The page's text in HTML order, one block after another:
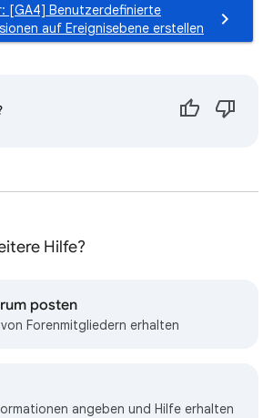
[GA4] Benutzerdefinierte
auf Ereignisebene erstellen
Hilfe?
posten
Forenmitgliedern erhalten
angeben und Hilfe erhalten